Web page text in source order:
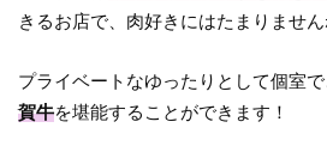
きるお店で、肉好きにはたまりません
プライベートなゆったりとして個室
賀牛を堪能することができます！